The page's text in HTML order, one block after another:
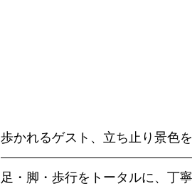
歩かれるゲスト、立ち止り景色
足・脚・歩行をトータルに、丁